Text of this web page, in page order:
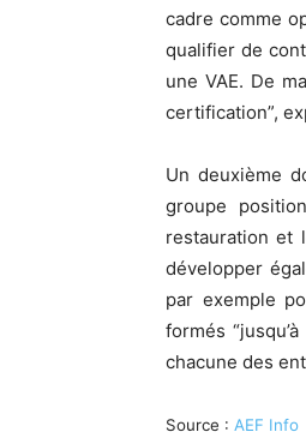
cadre comme
qualifier de
une VAE. De
certification”,
Un deuxième
groupe
restauration et
développer
par exemple
formés
chacune des
Source : AEF Info